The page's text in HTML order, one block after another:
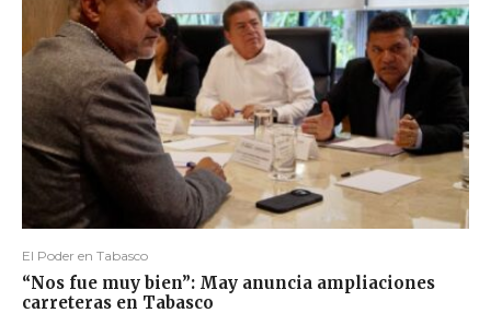
El Poder en Tabasco
“Nos fue muy bien”: May anuncia ampliaciones
carreteras en Tabasco